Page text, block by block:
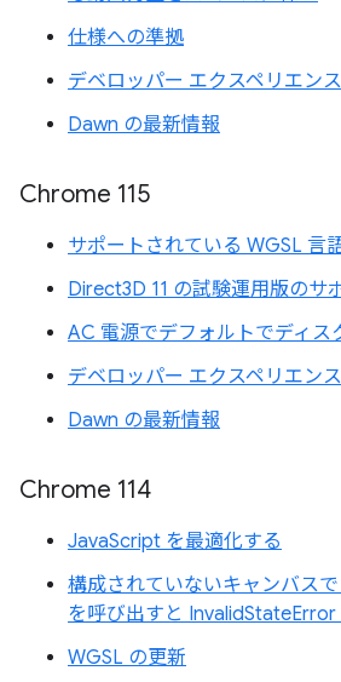
仕様への準拠
デベロッパー エクスペリエン
Dawn の最新情報
Chrome 115
サポートされている WGSL 言
Direct3D 11 の試験運用版のサ
AC 電源でデフォルトでディス
デベロッパー エクスペリエン
Dawn の最新情報
Chrome 114
JavaScript を最適化する
構成されていないキャンバス
を呼び出すと InvalidStateError
WGSL の更新